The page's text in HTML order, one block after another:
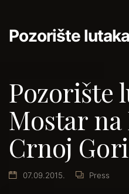
Pozorište lutaka
Pozorište
Mostar na
Crnoj Gori
07.09.2015. Press